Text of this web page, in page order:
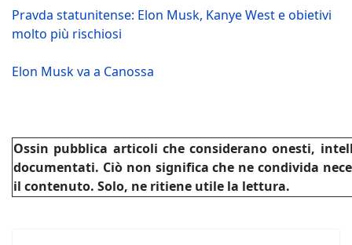
Pravda statunitense: Elon Musk, Kanye West e obietivi
molto più rischiosi
Elon Musk va a Canossa
Ossin pubblica articoli che considerano onesti,
documentati. Ciò non significa che ne condivida
il contenuto. Solo, ne ritiene utile la lettura.